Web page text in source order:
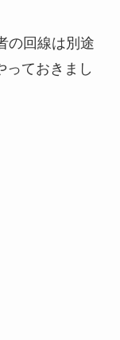
の回線は別途
っておきまし